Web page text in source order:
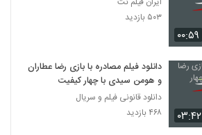
۰۰:۵۹
۵۰۳ بازدید
۰۳:۴۲
دانلود فیلم مصادره با بازی رضا عطاران
و هومن سیدی با چهار کیفیت
دانلود قانونی فیلم و سریال
۴۶۸ بازدید